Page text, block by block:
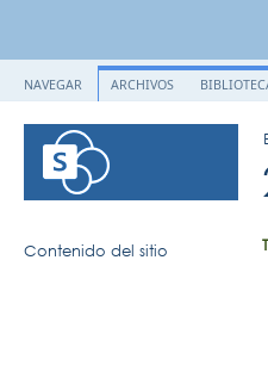
NAVEGAR ARCHIVOS
Contenido del sitio